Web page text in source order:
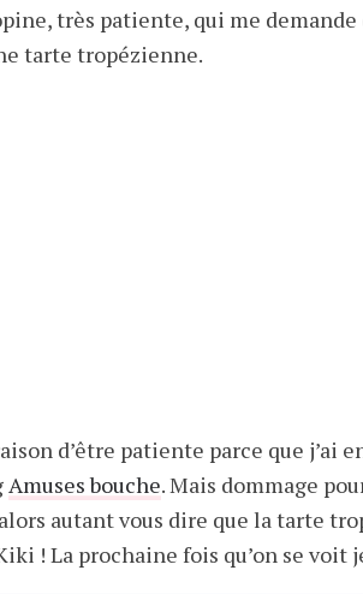
très patiente, qui me
tarte tropézienne.
d’être patiente parce que
Amuses bouche. Mais dommage
autant vous dire que la tarte
! La prochaine fois qu’on se voit